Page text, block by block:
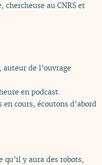
au CNRS et
de l’ouvrage
en podcast.
cours, écoutons d’abord
y aura des robots,